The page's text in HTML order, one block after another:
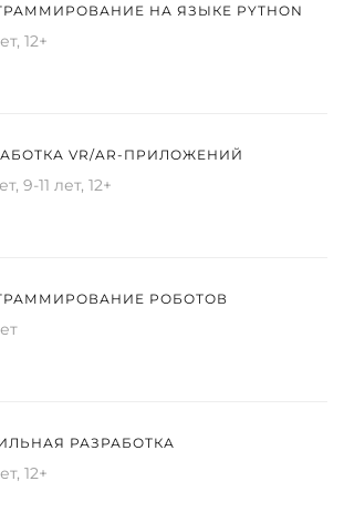
НА ЯЗЫКЕ PYTHON
12+
VR/AR-ПРИЛОЖЕНИЙ
9-11 лет, 12+
РОБОТОВ
РАЗРАБОТКА
12+